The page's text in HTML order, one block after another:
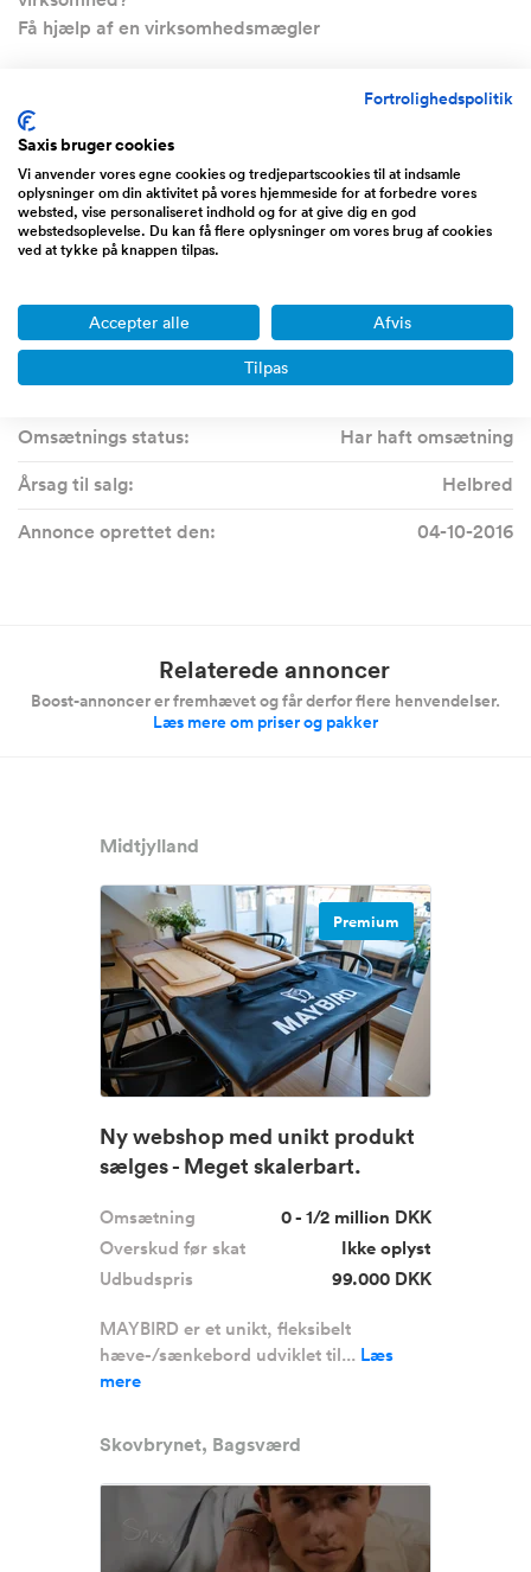
Få hjælp af en virksomhedsmægler
Ekstra information
Del:
Visninger:
Følger annoncen:
16
Annonce id-nummer:
26723
Omsætnings status:
Har haft omsætning
Årsag til salg:
Helbred
Annonce oprettet den:
04-10-2016
Relaterede annoncer
Boost-annoncer er fremhævet og får derfor flere henvendelser.
Læs mere om priser og pakker
Midtjylland
Premium
Ny webshop med unikt produkt
sælges - Meget skalerbart.
Omsætning
0 - 1/2 million DKK
Overskud før skat
Ikke oplyst
Udbudspris
99.000 DKK
MAYBIRD er et unikt, fleksibelt
hæve-/sænkebord udviklet til... Læs
mere
Skovbrynet, Bagsværd
Fortrolighedspolitik
Saxis bruger cookies
Vi anvender vores egne cookies og tredjepartscookies til at indsamle
oplysninger om din aktivitet på vores hjemmeside for at forbedre vores
websted, vise personaliseret indhold og for at give dig en god
webstedsoplevelse. Du kan få flere oplysninger om vores brug af cookies
ved at tykke på knappen tilpas.
Accepter alle Afvis
Tilpas